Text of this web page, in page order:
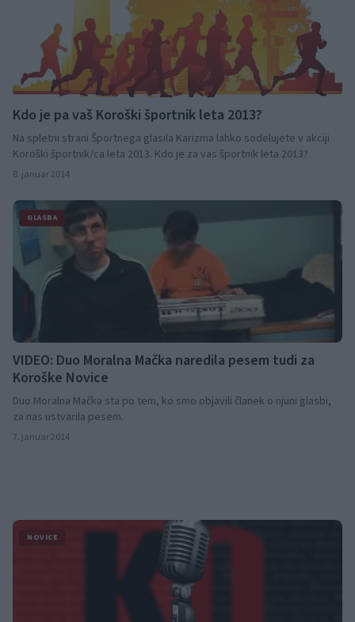
programov ali njihovo ponovno iskanje.
Kdo je pa vaš Koroški športnik leta 2013?
Na spletni strani Športnega glasila Karizma lahko sodelujete v akciji
Koroški športnik/ca leta 2013. Kdo je za vas športnik leta 2013?
8. januar 2014
GLASBA
VIDEO: Duo Moralna Mačka naredila pesem tudi za
Koroške Novice
Duo Moralna Mačka sta po tem, ko smo objavili članek o njuni glasbi,
za nas ustvarila pesem.
7. januar 2014
NOVICE